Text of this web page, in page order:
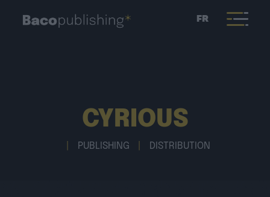
FR
CYRIOUS
PUBLISHING DISTRIBUTION